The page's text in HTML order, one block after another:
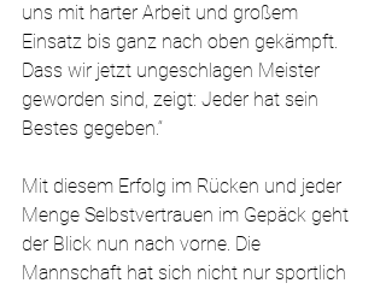
uns mit harter Arbeit und großem
Einsatz bis ganz nach oben gekämpft.
Dass wir jetzt ungeschlagen Meister
geworden sind, zeigt: Jeder hat sein
Bestes gegeben.“
Mit diesem Erfolg im Rücken und jeder
Menge Selbstvertrauen im Gepäck geht
der Blick nun nach vorne. Die
Mannschaft hat sich nicht nur sportlich